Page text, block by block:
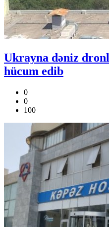
Ukrayna dəniz
hücum edib
0
0
100